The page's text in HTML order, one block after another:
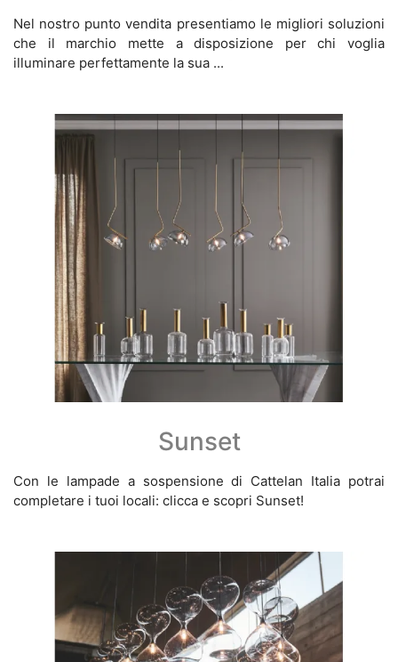
Nel nostro punto vendita presentiamo le migliori soluzioni
che il marchio mette a disposizione per chi voglia
illuminare perfettamente la sua ...
Sunset
Con le lampade a sospensione di Cattelan Italia potrai
completare i tuoi locali: clicca e scopri Sunset!